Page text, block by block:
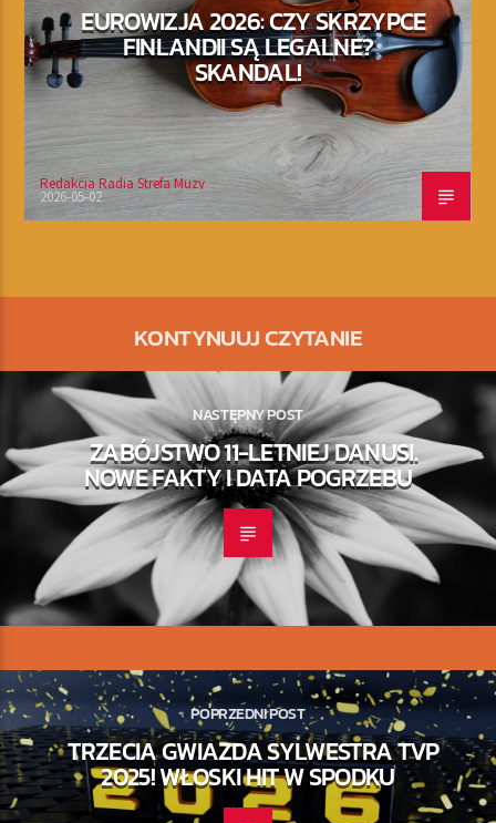
EUROWIZJA 2026: CZY SKRZYPCE
FINLANDII SĄ LEGALNE?
SKANDAL!
Redakcja Radia Strefa Muzy
2026-05-02
KONTYNUUJ CZYTANIE
NASTĘPNY POST
ZABÓJSTWO 11-LETNIEJ DANUSI.
NOWE FAKTY I DATA POGRZEBU
POPRZEDNI POST
TRZECIA GWIAZDA SYLWESTRA TVP
2025! WŁOSKI HIT W SPODKU